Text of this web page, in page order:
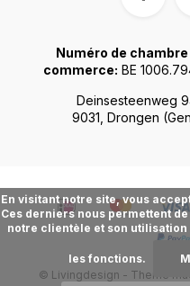
Deinsesteenweg
9031, Drongen
Numéro de chambre
commerce: BE
© Livingdesign - Theme
En visitant notre site, vous
Ces derniers nous permettent
notre clientèle et son
les fonctions.